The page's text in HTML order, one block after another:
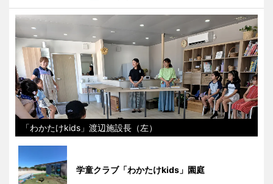
「わかたけkids」渡辺施設長（左）
学童クラブ「わかたけkids」園庭